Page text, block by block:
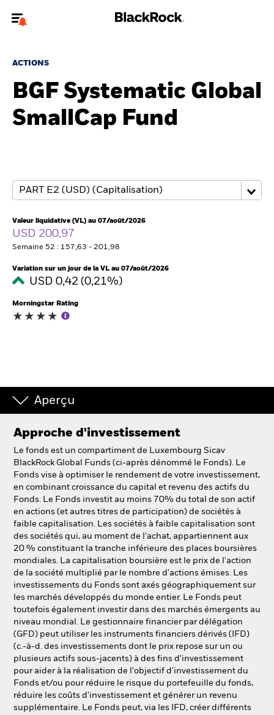
financiers.
jourvotre type d'utilisateur
A propos de BlackRock
Thèmes
ETFs & Fonds indiciels
Documents
Intermédiaires financiers.
BlackRock
Aladdin
Notre société
ACTIONS
BGF Systematic Global
SmallCap Fund
Valeur liquidative (VL) au 07/août/2026
USD 200,97
Semaine 52 : 157,63 - 201,98
Variation sur un jour de la VL au 07/août/2026
USD 0,42 (0,21%)
Morningstar Rating
Aperçu
Approche d'investissement
Le fonds est un compartiment de Luxembourg Sicav
BlackRock Global Funds (ci-après dénommé le Fonds). Le
Fonds vise à optimiser le rendement de votre investissement,
en combinant croissance du capital et revenu des actifs du
Fonds. Le Fonds investit au moins 70% du total de son actif
en actions (et autres titres de participation) de sociétés à
faible capitalisation. Les sociétés à faible capitalisation sont
des sociétés qui, au moment de l’achat, appartiennent aux
20 % constituant la tranche inférieure des places boursières
mondiales. La capitalisation boursière est le prix de l'action
de la société multiplié par le nombre d'actions émises. Les
investissements du Fonds sont axés géographiquement sur
les marchés développés du monde entier. Le Fonds peut
toutefois également investir dans des marchés émergents au
niveau mondial. Le gestionnaire financier par délégation
(GFD) peut utiliser les instruments financiers dérivés (IFD)
(c.-à-d. des investissements dont le prix repose sur un ou
plusieurs actifs sous-jacents) à des fins d'investissement
pour aider à la réalisation de l'objectif d'investissement du
Fonds et/ou pour réduire le risque du portefeuille du fonds,
réduire les coûts d'investissement et générer un revenu
supplémentaire. Le Fonds peut, via les IFD, créer différents